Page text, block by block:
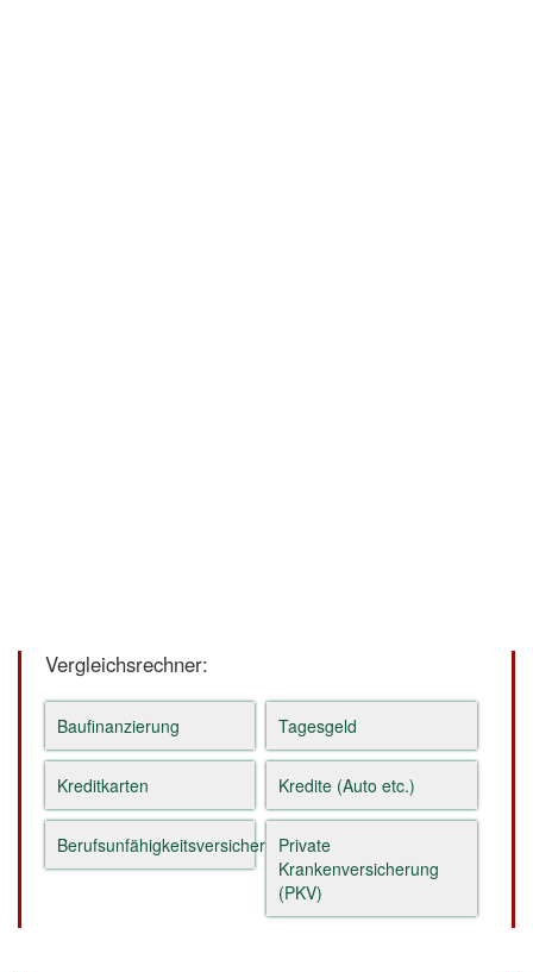
Vergleichsrechner:
Baufinanzierung Tagesgeld
Kreditkarten Kredite (Auto etc.)
BerufsunfähigkeitsversicherungPrivate
Krankenversicherung
(PKV)